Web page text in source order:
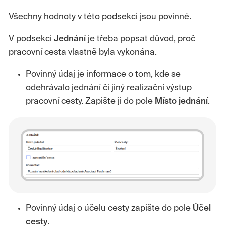
Všechny hodnoty v této podsekci jsou povinné.
V podsekci Jednání je třeba popsat důvod, proč
pracovní cesta vlastně byla vykonána.
Povinný údaj je informace o tom, kde se
odehrávalo jednání či jiný realizační výstup
pracovní cesty. Zapište ji do pole Místo jednání.
Povinný údaj o účelu cesty zapište do pole Účel
cesty.